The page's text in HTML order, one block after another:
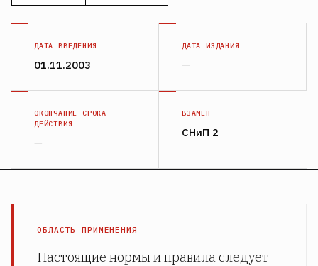
ДАТА ВВЕДЕНИЯ
01.11.2003
ДАТА ИЗДАНИЯ
—
ОКОНЧАНИЕ СРОКА
ДЕЙСТВИЯ
—
ВЗАМЕН
СНиП 2
ОБЛАСТЬ ПРИМЕНЕНИЯ
Настоящие нормы и правила следует